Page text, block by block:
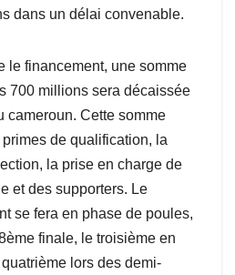
dans un délai convenable.
le financement, une somme
700 millions sera décaissée
cameroun. Cette somme
de qualification, la
la prise en charge de
et des supporters. Le
se fera en phase de poules,
finale, le troisième en
lors des demi-